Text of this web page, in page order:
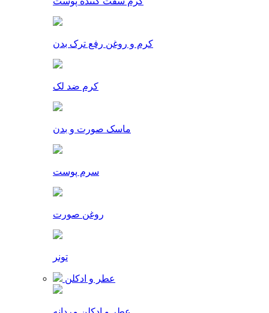
کرم و روغن رفع ترک بدن
کرم ضد لک
ماسک صورت و بدن
سرم پوست
روغن صورت
تونر
عطر و ادکلن